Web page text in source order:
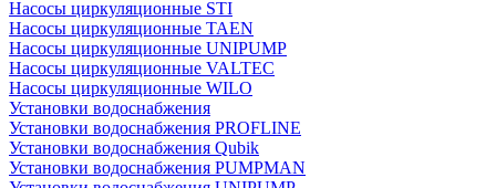
Насосы циркуляционные STI
Насосы циркуляционные TAEN
Насосы циркуляционные UNIPUMP
Насосы циркуляционные VALTEC
Насосы циркуляционные WILO
Установки водоснабжения
Установки водоснабжения PROFLINE
Установки водоснабжения Qubik
Установки водоснабжения PUMPMAN